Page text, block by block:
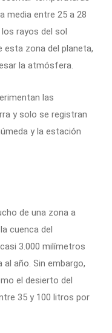
media entre 25 a 28
rayos del sol
esta zona del planeta,
la atmósfera.
las
y solo se registran
y la estación
de una zona a
cuenca del
3.000 milímetros
año. Sin embargo,
el desierto del
35 y 100 litros por